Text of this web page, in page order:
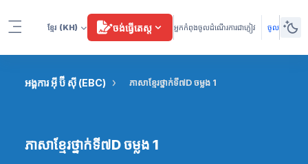
ខ្មែរ (KH) ចង់ធ្វើតេស្ត អ្នកកំពុងចូលដំណើរការជាភ្ញៀវ ចូល
អង្គការ អ៊ី ប៊ី ស៊ី (EBC) ភាសាខ្មែរថ្នាក់ទី៧D ចម្លង 1
ភាសាខ្មែរថ្នាក់ទី៧D ចម្លង 1